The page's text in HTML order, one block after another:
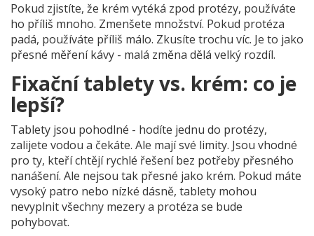
Pokud zjistíte, že krém vytéká zpod protézy, používáte
ho příliš mnoho. Zmenšete množství. Pokud protéza
padá, používáte příliš málo. Zkusíte trochu víc. Je to jako
přesné měření kávy - malá změna dělá velký rozdíl.
Fixační tablety vs. krém: co je
lepší?
Tablety jsou pohodlné - hodíte jednu do protézy,
zalijete vodou a čekáte. Ale mají své limity. Jsou vhodné
pro ty, kteří chtějí rychlé řešení bez potřeby přesného
nanášení. Ale nejsou tak přesné jako krém. Pokud máte
vysoký patro nebo nízké dásně, tablety mohou
nevyplnit všechny mezery a protéza se bude
pohybovat.